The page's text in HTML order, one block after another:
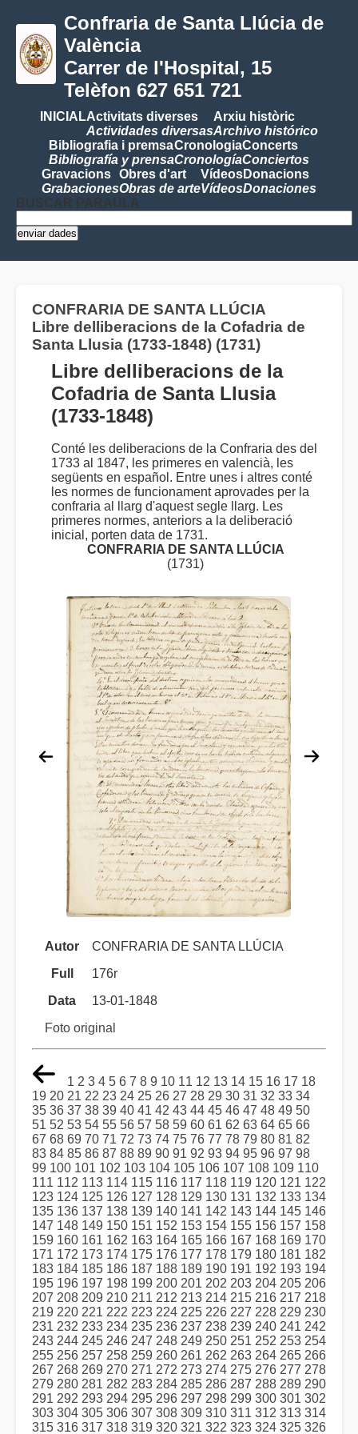
Confraria de Santa Llúcia de
València
Carrer de l'Hospital, 15
Telèfon 627 651 721
INICIALActivitats diverses
Actividades diversas
Arxiu històric
Archivo histórico
Bibliografia i premsa
Bibliografía y prensa
Cronologia
Cronología
Concerts
Conciertos
Gravacions
Grabaciones
Obres d'art
Obras de arte
Vídeos
Vídeos
Donacions
Donaciones
BUSCAR PARAULA
CONFRARIA DE SANTA LLÚCIA
Libre delliberacions de la Cofadria de
Santa Llusia (1733-1848) (1731)
Libre delliberacions de la
Cofadria de Santa Llusia
(1733-1848)
Conté les deliberacions de la Confraria des del
1733 al 1847, les primeres en valencià, les
següents en español. Entre unes i altres conté
les normes de funcionament aprovades per la
confraria al llarg d'aquest segle llarg. Les
primeres normes, anteriors a la deliberació
inicial, porten data de 1731.
CONFRARIA DE SANTA LLÚCIA
(1731)
Autor
CONFRARIA DE SANTA LLÚCIA
Full
176r
Data
13-01-1848
Foto original
1 2 3 4 5 6 7 8 9 10 11 12 13 14 15 16 17 18
19 20 21 22 23 24 25 26 27 28 29 30 31 32 33 34
35 36 37 38 39 40 41 42 43 44 45 46 47 48 49 50
51 52 53 54 55 56 57 58 59 60 61 62 63 64 65 66
67 68 69 70 71 72 73 74 75 76 77 78 79 80 81 82
83 84 85 86 87 88 89 90 91 92 93 94 95 96 97 98
99 100 101 102 103 104 105 106 107 108 109 110
111 112 113 114 115 116 117 118 119 120 121 122
123 124 125 126 127 128 129 130 131 132 133 134
135 136 137 138 139 140 141 142 143 144 145 146
147 148 149 150 151 152 153 154 155 156 157 158
159 160 161 162 163 164 165 166 167 168 169 170
171 172 173 174 175 176 177 178 179 180 181 182
183 184 185 186 187 188 189 190 191 192 193 194
195 196 197 198 199 200 201 202 203 204 205 206
207 208 209 210 211 212 213 214 215 216 217 218
219 220 221 222 223 224 225 226 227 228 229 230
231 232 233 234 235 236 237 238 239 240 241 242
243 244 245 246 247 248 249 250 251 252 253 254
255 256 257 258 259 260 261 262 263 264 265 266
267 268 269 270 271 272 273 274 275 276 277 278
279 280 281 282 283 284 285 286 287 288 289 290
291 292 293 294 295 296 297 298 299 300 301 302
303 304 305 306 307 308 309 310 311 312 313 314
315 316 317 318 319 320 321 322 323 324 325 326